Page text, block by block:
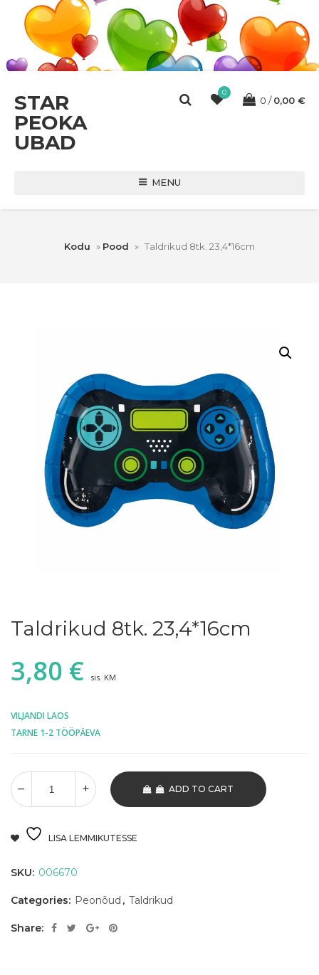
STAR
PEOKA
UBAD
0
0 0,00 €
MENU
Kodu » Pood » Taldrikud 8tk. 23,4*16cm
Taldrikud 8tk. 23,4*16cm
3,80 € sis. KM
VILJANDI LAOS
TARNE 1-2 TÖÖPÄEVA
ADD TO CART
LISA LEMMIKUTESSE
SKU: 006670
Categories: Peonõud , Taldrikud
Share: